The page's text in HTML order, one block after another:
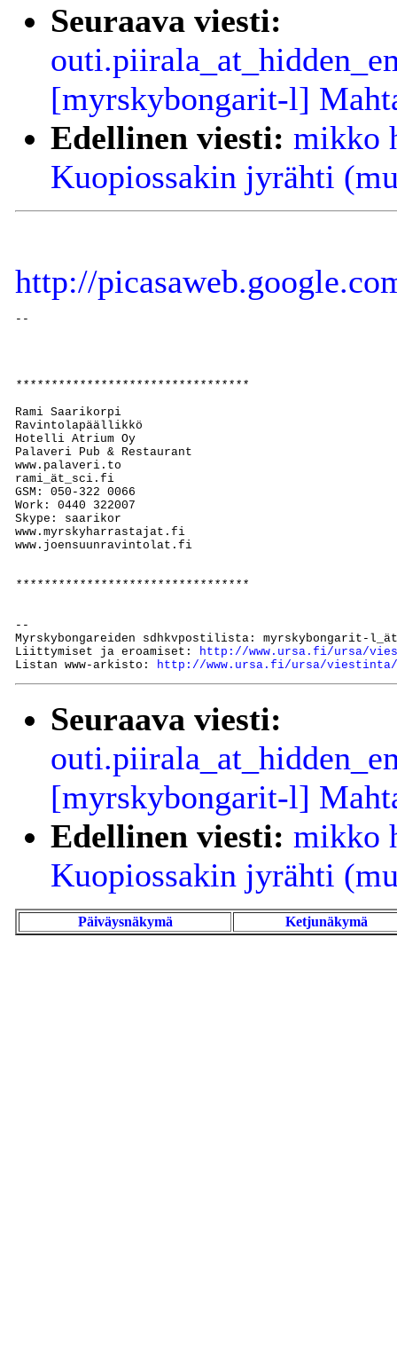
Seuraava viesti:
[myrskybongarit-l]
Edellinen viesti: mikko
Kuopiossakin jyrähti
http://
--
*********************************
Rami Saarikorpi
Ravintolapäällikkö
Hotelli Atrium Oy
Palaveri Pub & Restaurant
www.palaveri.to
rami_ät_sci.fi
GSM: 050-322 0066
Work: 0440 322007
Skype: saarikor
www.myrskyharrastajat.fi
*********************************
--
Myrskybongareiden sdhkvpostilista: myrskybongarit-
Liittymiset ja eroamiset:
http://www.ursa.fi/ursa/
Listan www-arkisto:
http://www.ursa.fi/ursa/viestinta/
Seuraava viesti:
[myrskybongarit-l]
Edellinen viesti: mikko
Kuopiossakin jyrähti
Päiväysnäkymä Ketjunäkymä